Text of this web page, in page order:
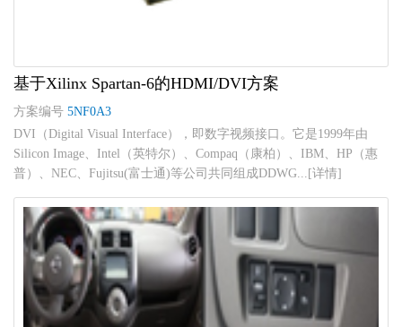
基于Xilinx Spartan-6的HDMI/DVI方案
方案编号 5NF0A3
DVI（Digital Visual Interface），即数字视频接口。它是1999年由
Silicon Image、Intel（英特尔）、Compaq（康柏）、IBM、HP（惠
普）、NEC、Fujitsu(富士通)等公司共同组成DDWG...[详情]